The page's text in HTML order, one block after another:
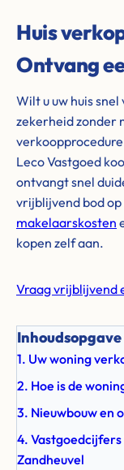
Huis
Ontvang
Wilt u uw huis
zekerheid zonder
Leco Vastgoed
ontvangt snel
vrijblijvend bod op
makelaarskosten
kopen zelf aan.
Vraag vrijblijvend
Inhoudsopgave
1. Uw woning
2. Hoe is de
3. Nieuwbouw en
4.
Zandheuvel